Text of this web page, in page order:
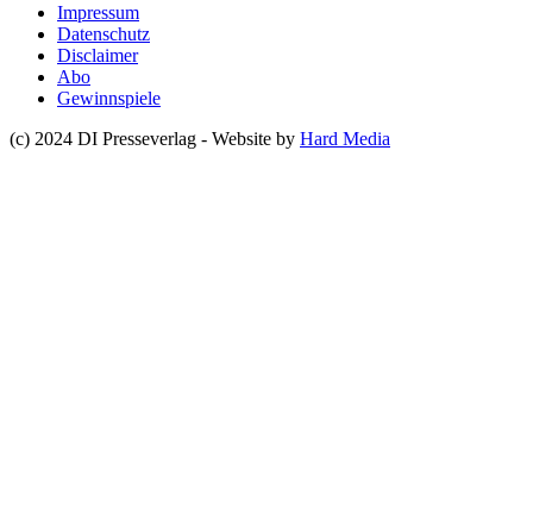
Impressum
Datenschutz
Disclaimer
Abo
Gewinnspiele
(c) 2024 DI Presseverlag - Website by Hard Media